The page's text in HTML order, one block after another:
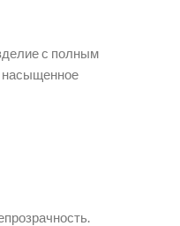
с полным
насыщенное